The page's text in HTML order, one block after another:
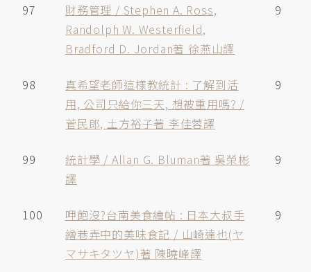
97
財務管理 / Stephen A. Ross,
Randolph W. Westerfield,
Bradford D. Jordan著 徐燕山譯
9
98
真希望老師這樣教統計 : 了解到活
用, 公司只給你三天, 想被重用嗎? /
菅民郎, 土方裕子著 李佳蓉譯
9
99
統計學 / Allan G. Bluman著 吳榮彬
譯
9
100
呷飽沒?台南美食繪帖 : 日本大叔手
繪巷弄中的美味食記 / 山崎達也(ヤ
マサキタツヤ)著 陳曉峰譯
9